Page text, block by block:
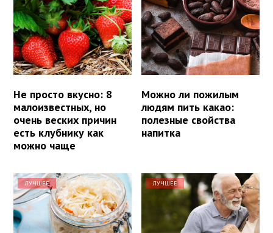
Не просто вкусно: 8
малоизвестных, но
очень веских причин
есть клубнику как
можно чаще
Можно ли пожилым
людям пить какао:
полезные свойства
напитка
ЛУЧШЕЕ ЛУЧШЕЕ